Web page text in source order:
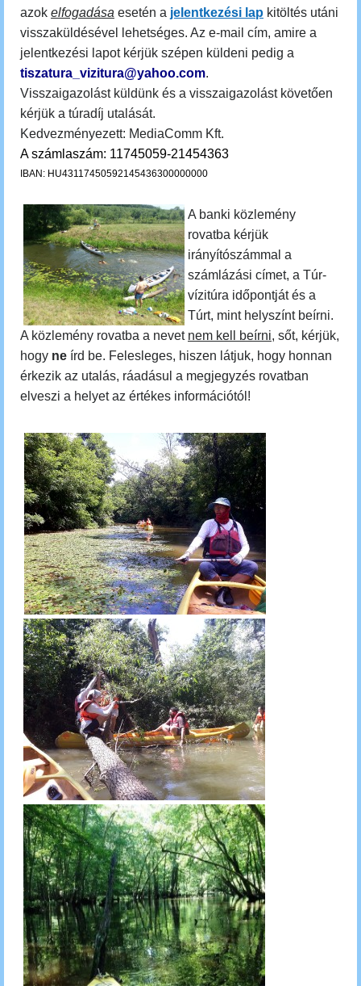
azok elfogadása esetén a jelentkezési lap kitöltés utáni
visszaküldésével lehetséges. Az e-mail cím, amire a
jelentkezési lapot kérjük szépen küldeni pedig a
tiszatura_vizitura@yahoo.com.
Visszaigazolást küldünk és a visszaigazolást követően
kérjük a túradíj utalását.
Kedvezményezett: MediaComm Kft.
A számlaszám: 11745059-21454363
IBAN: HU43117450592145436300000000
A banki közlemény
rovatba kérjük
irányítószámmal a
számlázási címet, a Túr-
vízitúra időpontját és a
Túrt, mint helyszínt beírni.
A közlemény rovatba a nevet nem kell beírni, sőt, kérjük,
hogy ne írd be. Felesleges, hiszen látjuk, hogy honnan
érkezik az utalás, ráadásul a megjegyzés rovatban
elveszi a helyet az értékes információtól!